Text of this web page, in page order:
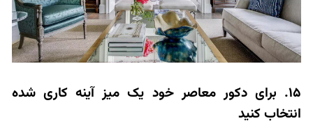
15. برای دکور معاصر خود یک میز آینه کاری شده
انتخاب کنید